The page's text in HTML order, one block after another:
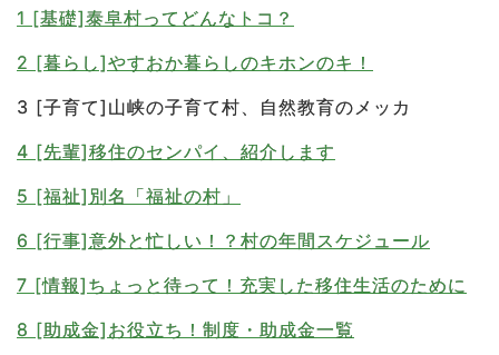
1 [基礎]泰阜村ってどんなトコ？
2 [暮らし]やすおか暮らしのキホンのキ！
3 [子育て]山峡の子育て村、自然教育のメッカ
4 [先輩]移住のセンパイ、紹介します
5 [福祉]別名「福祉の村」
6 [行事]意外と忙しい！？村の年間スケジュール
7 [情報]ちょっと待って！充実した移住生活のために
8 [助成金]お役立ち！制度・助成金一覧